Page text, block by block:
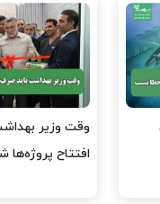
صرف
واردات دارو
باید در